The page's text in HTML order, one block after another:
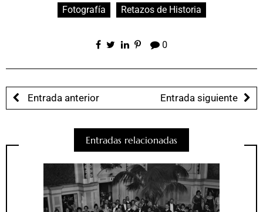
Fotografía Retazos de Historia
0
Entrada anterior Entrada siguiente
Entradas relacionadas